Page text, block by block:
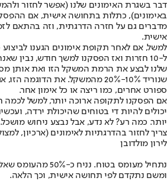
דבר בשגרת האימונים שלנו (אפשר לחזור
באימונים), כתלות בתחושה אישית, אם
מדברים גם על חזרה הדרגתית, וזה בהתאם
אישית.
ל-10 חזרות ואז הפסקנו למשך חודש, נבין
שלנו לבצע את הרמת המשקל הזו ואת אותן
שנוריד 10%-20% מהמשקל. את
ספורט אחרים, כמו ריצה או כל אימון אחר.
אם הפסקנו לתקופה ארוכה יותר, למשל לכמה
יכולים להיות די בטוחים שהיכולת ירדה,
יותר. כמה רע? לא נדע, אבל נבצע ניחוש מושכל.
צריך לחזור בהדרגתיות לאימונים (ארכיון,
לירון מולדובן
נתחיל מעומס בטוח.
ומשם נתקדם לפי תחושה אישית, וכך הלאה.